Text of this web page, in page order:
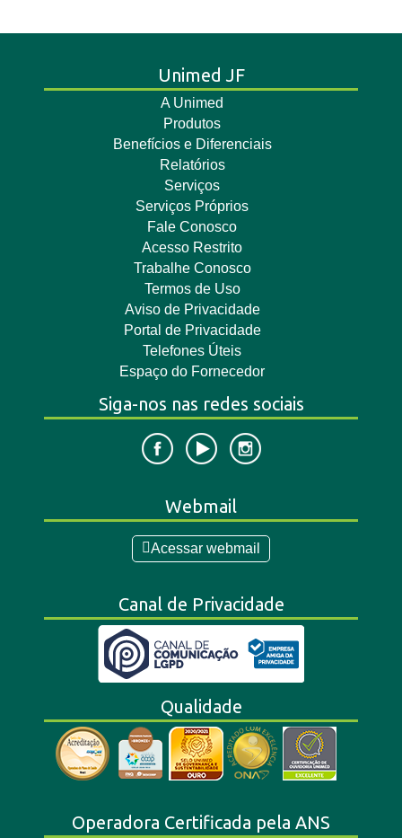
Unimed JF
A Unimed
Produtos
Benefícios e Diferenciais
Relatórios
Serviços
Serviços Próprios
Fale Conosco
Acesso Restrito
Trabalhe Conosco
Termos de Uso
Aviso de Privacidade
Portal de Privacidade
Telefones Úteis
Espaço do Fornecedor
Siga-nos nas redes sociais
Webmail
Acessar webmail
Canal de Privacidade
Qualidade
Operadora Certificada pela ANS